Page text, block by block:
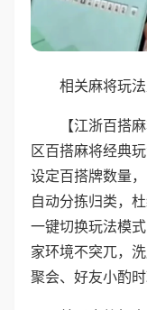
相关麻将玩
【江浙百搭
区百搭麻将经典
设定百搭牌数量
自动分拣归类，
一键切换玩法模
家环境不突兀，
聚会、好友小酌